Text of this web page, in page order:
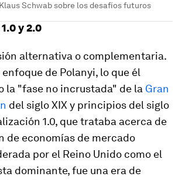
Schwab sobre los desafíos futuros
y 2.0
alternativa o complementaria.
de Polanyi, lo que él
la "fase no incrustada" de la Gran
del siglo XIX y principios del siglo
1.0, que trataba acerca de
de economías de mercado
por el Reino Unido como el
dominante, fue una era de